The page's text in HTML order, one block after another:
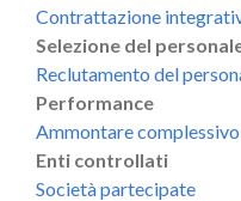
Contrattazione
Selezione del
Reclutamento del
Performance
Ammontare
Enti controllati
Società partecipate